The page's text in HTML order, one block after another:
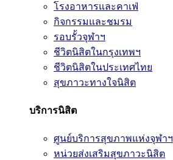
โรงอาหารและคาเฟ่
กิจกรรมและชมรม
รอบรั้วจุฬาฯ
ชีวิตนิสิตในกรุงเทพฯ
ชีวิตนิสิตในประเทศไทย
สุขภาวะทางใจนิสิต
บริการนิสิต
ศูนย์บริการสุขภาพแห่งจุฬาฯ
หน่วยส่งเสริมสุขภาวะนิสิต